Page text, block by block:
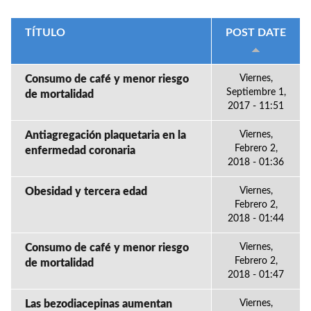
TÍTULO POST DATE
Consumo de café y menor riesgo
de mortalidad
Viernes,
Septiembre 1,
2017 - 11:51
Antiagregación plaquetaria en la
enfermedad coronaria
Viernes,
Febrero 2,
2018 - 01:36
Obesidad y tercera edad
Viernes,
Febrero 2,
2018 - 01:44
Consumo de café y menor riesgo
de mortalidad
Viernes,
Febrero 2,
2018 - 01:47
Las bezodiacepinas aumentan
Viernes,